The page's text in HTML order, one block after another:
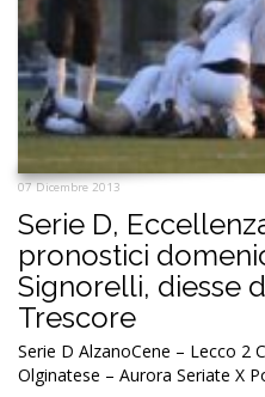
07 Dicembre 2013
Serie D,
pronostici
Signorelli, diesse
Trescore
Serie D AlzanoCene – Lecco 2
Olginatese – Aurora Seriate X